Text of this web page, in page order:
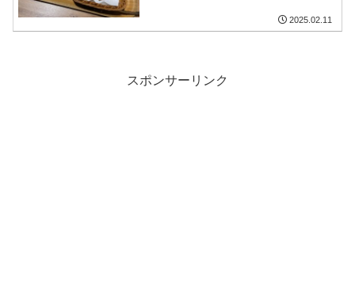
2025.02.11
スポンサーリンク